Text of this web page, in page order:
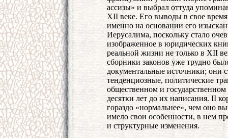
ассизы» и выбрал оттуда
XII веке. Его выводы в свое
именно на основании его
Иерусалима, поскольку стало
изображенное в юридических
реальной жизни не только в XII
сборники законов уже трудно
документальные источники; они
тенденциозные, политические
общественном и
десятки лет до их написания. II
гораздо «нормальнее», чем оно
имело свои особенности, в нем
и структурные изменения.